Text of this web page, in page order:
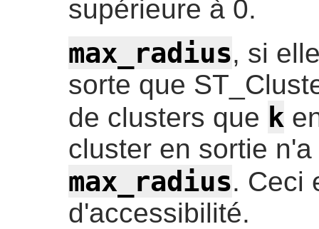
supérieure à 0.
max_radius, si
sorte que
de clusters que k
cluster en sortie
max_radius. Ceci
d'accessibilité.